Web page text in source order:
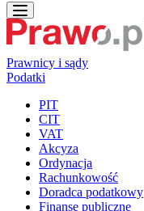
Prawnicy i sądy
Podatki
PIT
CIT
VAT
Akcyza
Ordynacja
Rachunkowość
Doradca podatkowy
Finanse publiczne